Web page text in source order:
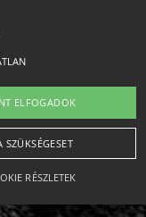
Állásajánlatok
kapcsolat
Jogi nyilatkozat
ELFOGADOK
SZÜKSÉGESET
RÉSZLETEK